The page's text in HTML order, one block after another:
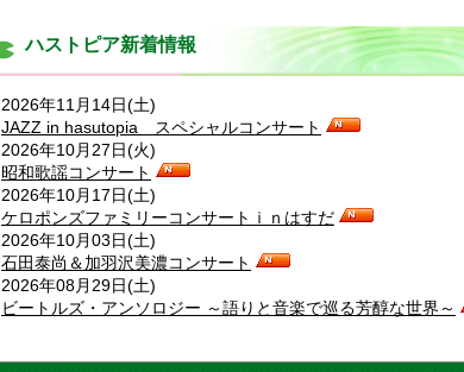
ハストピア新着情報
2026年11月14日(土)
JAZZ in hasutopia スペシャルコンサート
2026年10月27日(火)
昭和歌謡コンサート
2026年10月17日(土)
ケロポンズファミリーコンサートｉｎはすだ
2026年10月03日(土)
石田泰尚＆加羽沢美濃コンサート
2026年08月29日(土)
ビートルズ・アンソロジー ～語りと音楽で巡る芳醇な世界～